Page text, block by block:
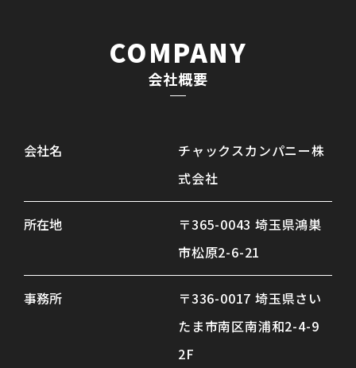
COMPANY
会社概要
会社名
チャックスカンパニー株
式会社
所在地
〒365-0043 埼玉県鴻巣
市松原2-6-21
事務所
〒336-0017 埼玉県さい
たま市南区南浦和2-4-9
2F